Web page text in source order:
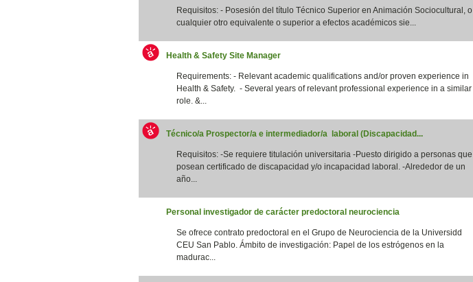
Requisitos: - Posesión del título Técnico Superior en Animación Sociocultural, o
cualquier otro equivalente o superior a efectos académicos sie...
Health & Safety Site Manager
Requirements: - Relevant academic qualifications and/or proven experience in
Health & Safety. - Several years of relevant professional experience in a similar
role. &...
Técnico/a Prospector/a e intermediador/a laboral (Discapacidad...
Requisitos: -Se requiere titulación universitaria -Puesto dirigido a personas que
posean certificado de discapacidad y/o incapacidad laboral. -Alrededor de un
año...
Personal investigador de carácter predoctoral neurociencia
Se ofrece contrato predoctoral en el Grupo de Neurociencia de la Universidd
CEU San Pablo. Ámbito de investigación: Papel de los estrógenos en la
madurac...